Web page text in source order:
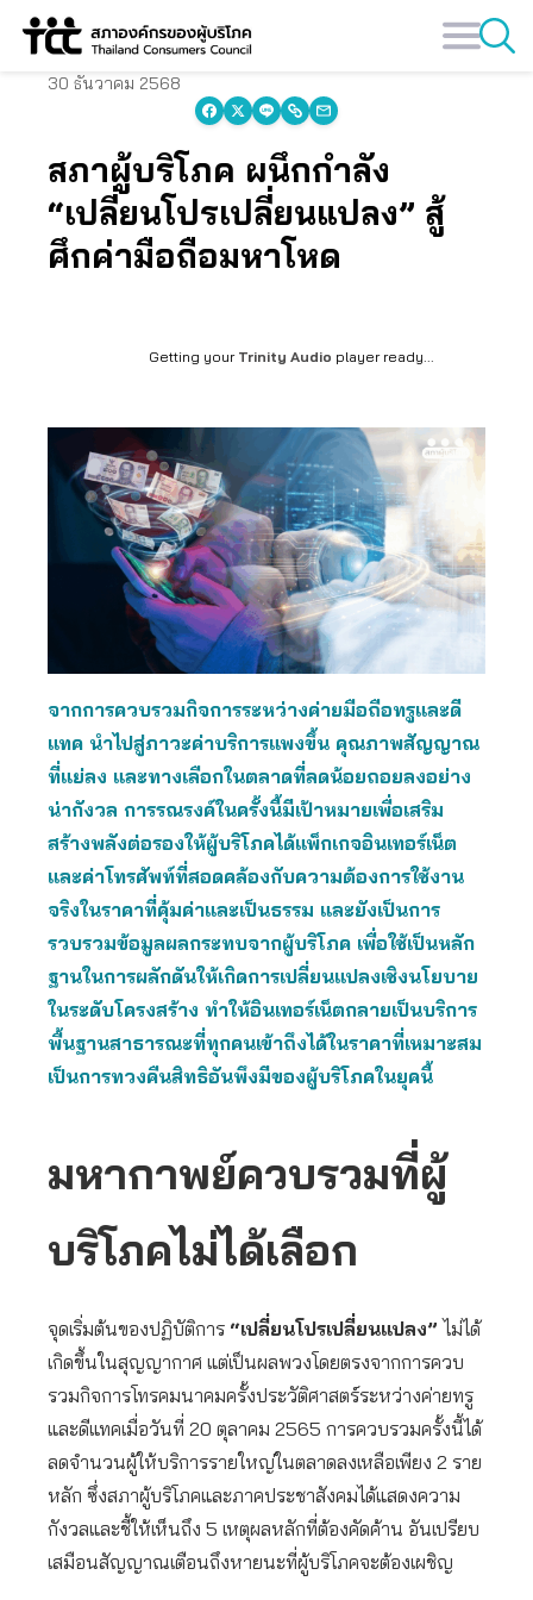
Skip
30 ธันวาคม 2568
สภาผู้บริโภค ผนึกกำลัง
“เปลี่ยนโปรเปลี่ยนแปลง” สู้
ศึกค่ามือถือมหาโหด
Getting your Trinity Audio player ready...
จากการควบรวมกิจการระหว่างค่ายมือถือทรูและดี
แทค นำไปสู่ภาวะค่าบริการแพงขึ้น คุณภาพสัญญาณ
ที่แย่ลง และทางเลือกในตลาดที่ลดน้อยถอยลงอย่าง
น่ากังวล การรณรงค์ในครั้งนี้มีเป้าหมายเพื่อเสริม
สร้างพลังต่อรองให้ผู้บริโภคได้แพ็กเกจอินเทอร์เน็ต
และค่าโทรศัพท์ที่สอดคล้องกับความต้องการใช้งาน
จริงในราคาที่คุ้มค่าและเป็นธรรม และยังเป็นการ
รวบรวมข้อมูลผลกระทบจากผู้บริโภค เพื่อใช้เป็นหลัก
ฐานในการผลักดันให้เกิดการเปลี่ยนแปลงเชิงนโยบาย
ในระดับโครงสร้าง ทำให้อินเทอร์เน็ตกลายเป็นบริการ
พื้นฐานสาธารณะที่ทุกคนเข้าถึงได้ในราคาที่เหมาะสม
เป็นการทวงคืนสิทธิอันพึงมีของผู้บริโภคในยุคนี้
มหากาพย์ควบรวมที่ผู้
บริโภคไม่ได้เลือก
จุดเริ่มต้นของปฏิบัติการ “เปลี่ยนโปรเปลี่ยนแปลง”ไม่ได้
เกิดขึ้นในสุญญากาศ แต่เป็นผลพวงโดยตรงจากการควบ
รวมกิจการโทรคมนาคมครั้งประวัติศาสตร์ระหว่างค่ายทรู
และดีแทคเมื่อวันที่ 20 ตุลาคม 2565 การควบรวมครั้งนี้ได้
ลดจำนวนผู้ให้บริการรายใหญ่ในตลาดลงเหลือเพียง 2 ราย
หลัก ซึ่งสภาผู้บริโภคและภาคประชาสังคมได้แสดงความ
กังวลและชี้ให้เห็นถึง 5 เหตุผลหลักที่ต้องคัดค้าน อันเปรียบ
เสมือนสัญญาณเตือนถึงหายนะที่ผู้บริโภคจะต้องเผชิญ